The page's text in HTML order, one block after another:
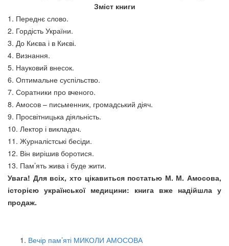
Зміст книги
1. Переднє слово.
2. Гордість України.
3. До Києва і в Києві.
4. Визнання.
5. Науковий внесок.
6. Оптимальне суспільство.
7. Соратники про вченого.
8. Амосов – письменник, громадський діяч.
9. Просвітницька діяльність.
10. Лектор і викладач.
11. Журналістські бесіди.
12. Він вирішив боротися.
13. Пам’ять жива і буде жити.
Увага! Для всіх, хто цікавиться постатью М. М. Амосова,
історією української медицини: книга вже надійшла у
продаж.
Вечір пам’яті МИКОЛИ АМОСОВА